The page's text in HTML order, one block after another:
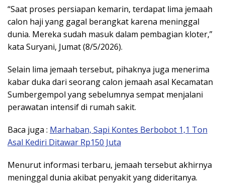
“Saat proses persiapan kemarin, terdapat lima jemaah
calon haji yang gagal berangkat karena meninggal
dunia. Mereka sudah masuk dalam pembagian kloter,”
kata Suryani, Jumat (8/5/2026).
Selain lima jemaah tersebut, pihaknya juga menerima
kabar duka dari seorang calon jemaah asal Kecamatan
Sumbergempol yang sebelumnya sempat menjalani
perawatan intensif di rumah sakit.
Baca juga : Marhaban, Sapi Kontes Berbobot 1,1 Ton
Asal Kediri Ditawar Rp150 Juta
Menurut informasi terbaru, jemaah tersebut akhirnya
meninggal dunia akibat penyakit yang dideritanya.